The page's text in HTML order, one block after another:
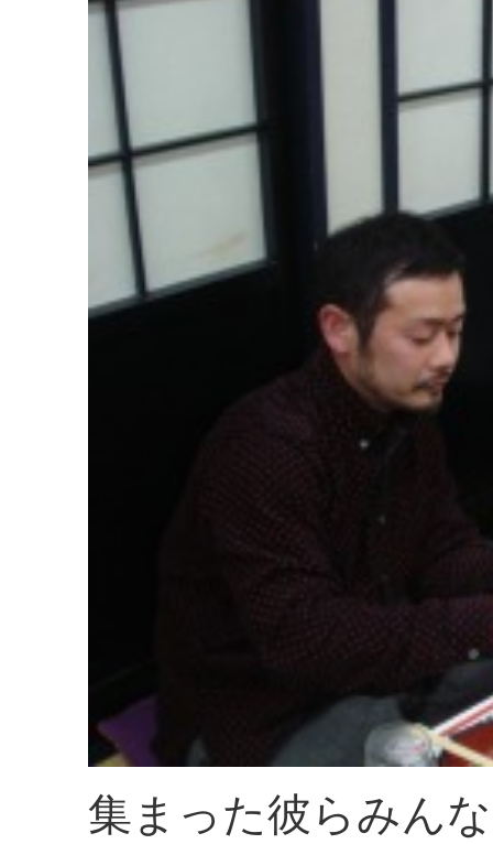
集まった彼らみん